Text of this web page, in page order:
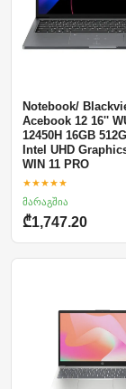
Notebook/
Acebook 12 16''
12450H 16GB
Intel UHD
WIN 11 PRO
★★★★★
მარაგშია
₾1,747.20